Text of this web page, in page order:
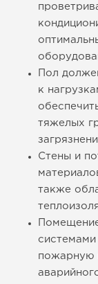
Пол
к
тяжелых
Стены и
также
пожарную